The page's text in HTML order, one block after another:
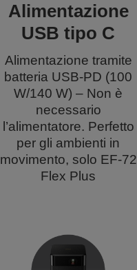
Alimentazione
USB tipo C
Alimentazione tramite
batteria USB-PD (100
W/140 W) – Non è
necessario
l’alimentatore. Perfetto
per gli ambienti in
movimento, solo EF-72
Flex Plus